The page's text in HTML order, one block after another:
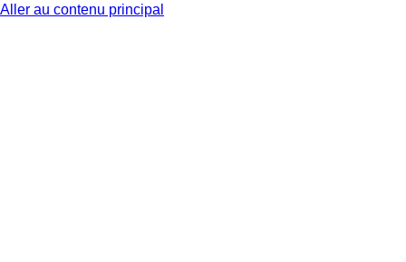
Aller au contenu principal